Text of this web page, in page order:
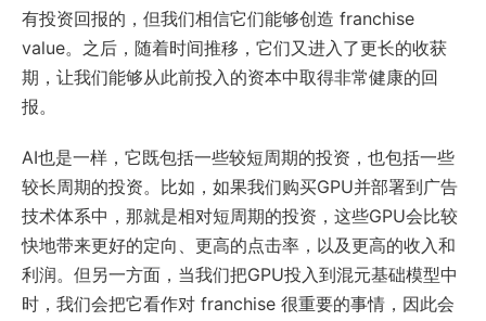
有投资回报的，但我们相信它们能够创造 franchise
value。之后，随着时间推移，它们又进入了更长的收获
期，让我们能够从此前投入的资本中取得非常健康的回
报。
AI也是一样，它既包括一些较短周期的投资，也包括一些
较长周期的投资。比如，如果我们购买GPU并部署到广告
技术体系中，那就是相对短周期的投资，这些GPU会比较
快地带来更好的定向、更高的点击率，以及更高的收入和
利润。但另一方面，当我们把GPU投入到混元基础模型中
时，我们会把它看作对 franchise 很重要的事情，因此会